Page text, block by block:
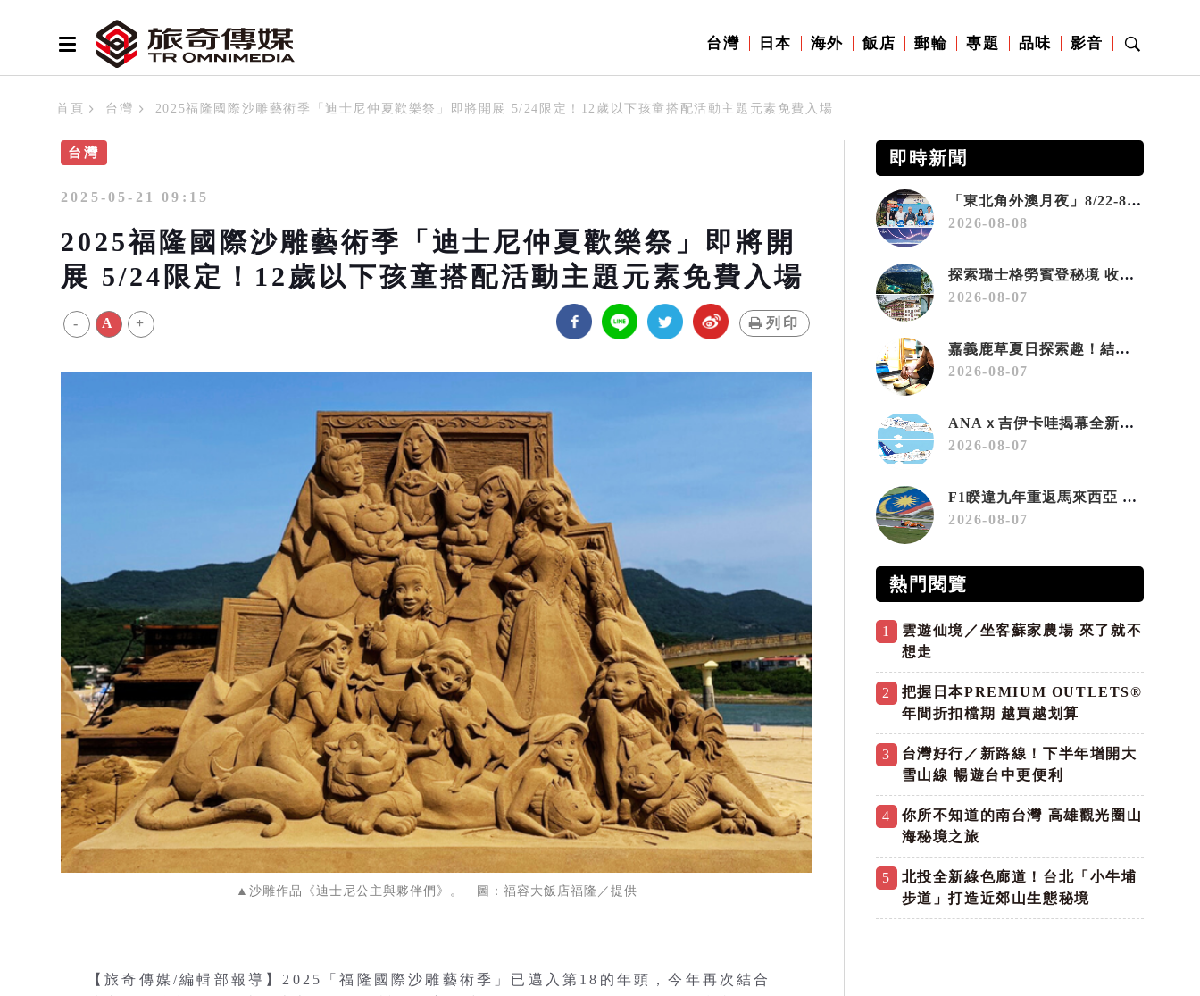
台灣 日本 海外 飯店 郵輪 專題 品味 影音
首頁 台灣 2025福隆國際沙雕藝術季「迪士尼仲夏歡樂祭」即將開展 5/24限定！12歲以下孩童搭配活動主題元素免費入場
台灣
2025-05-21 09:15
2025福隆國際沙雕藝術季「迪士尼仲夏歡樂祭」即將開
展 5/24限定！12歲以下孩童搭配活動主題元素免費入場
- A + 列印
▲沙雕作品《迪士尼公主與夥伴們》。 圖：福容大飯店福隆／提供
【旅奇傳媒/編輯部報導】2025「福隆國際沙雕藝術季」已邁入第18的年頭，今年再次結合
即時新聞
「東北角外澳月夜」8/22-8/23浪漫登場 串聯五漁村、音樂、市集、火舞與慢旅共度夏夜
2026-08-08
探索瑞士格勞賓登秘境 收藏六種阿爾卑斯夏日療癒之旅
2026-08-07
嘉義鹿草夏日探索趣！結合科學、農場與自然的親子小旅行
2026-08-07
ANAｘ吉伊卡哇揭幕全新彩繪機「Chiikawa JET」
2026-08-07
F1睽違九年重返馬來西亞 三大國際賽事打造10月運動旅遊熱潮 賽車、自行車、路跑同週登場
2026-08-07
熱門閱覽
1
雲遊仙境／坐客蘇家農場 來了就不
想走
2
把握日本PREMIUM OUTLETS®
年間折扣檔期 越買越划算
3
台灣好行／新路線！下半年增開大
雪山線 暢遊台中更便利
4
你所不知道的南台灣 高雄觀光圈山
海秘境之旅
5
北投全新綠色廊道！台北「小牛埔
步道」打造近郊山生態秘境